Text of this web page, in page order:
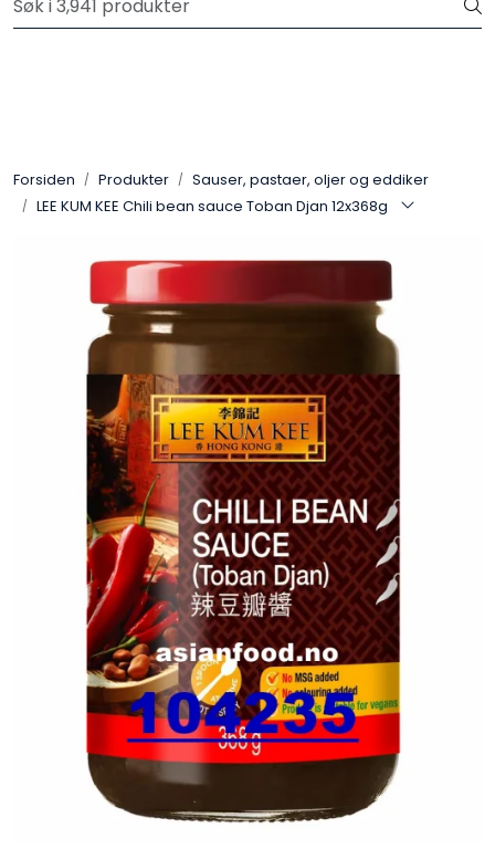
Skip to main content
Velkommen til vår nye nettbutikk! Trykk her for å lese mer
Forsiden Produkter
Sauser, pastaer, oljer og eddiker
LEE KUM KEE Chili bean sauce Toban Djan 12x368g
Restaurantprodukter
Merkevarer